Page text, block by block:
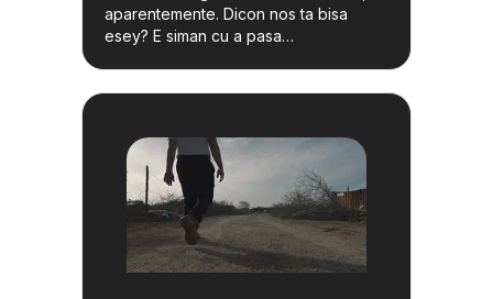
aparentemente. Dicon nos ta bisa
esey? E siman cu a pasa…